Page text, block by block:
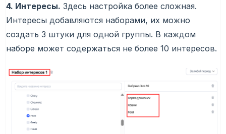
4. Интересы. Здесь настройка более сложная.
Интересы добавляются наборами, их можно
создать 3 штуки для одной группы. В каждом
наборе может содержаться не более 10 интересов.